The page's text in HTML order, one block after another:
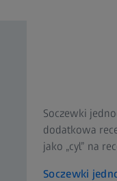
Soczewki
dodatkowa
jako „cyl” na
Soczewki